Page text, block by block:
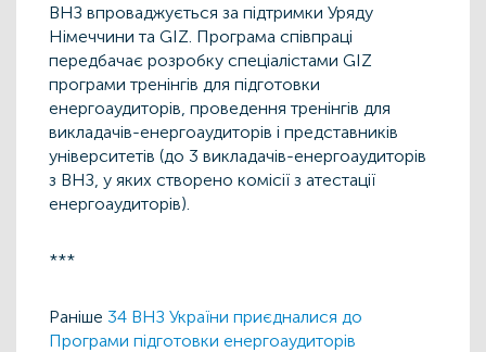
ВНЗ впроваджується за підтримки Уряду
Німеччини та GIZ. Програма співпраці
передбачає розробку спеціалістами GIZ
програми тренінгів для підготовки
енергоаудиторів, проведення тренінгів для
викладачів-енергоаудиторів і представників
університетів (до 3 викладачів-енергоаудиторів
з ВНЗ, у яких створено комісії з атестації
енергоаудиторів).
***
Раніше 34 ВНЗ України приєдналися до
Програми підготовки енергоаудиторів